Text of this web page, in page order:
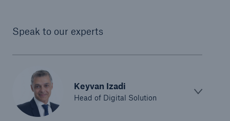
Speak to our experts
Keyvan Izadi
Head of Digital Solution